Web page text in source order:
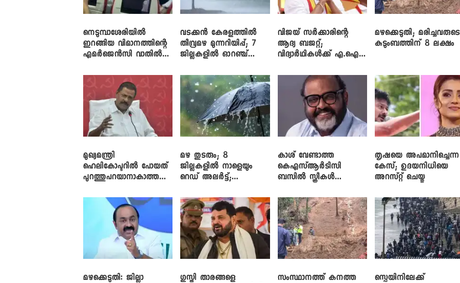
നെടുമ്പാശേരിയിൽ
ഇറങ്ങിയ വിമാനത്തിന്റെ
എമർജെൻസി വാതിൽ
വടക്കൻ കേരളത്തിൽ
തീവ്രമഴ മുന്നറിയിപ്പ്; 7
ജില്ലകളിൽ ഓറഞ്ച്
വിജയ് സർക്കാരിന്റെ
ആദ്യ ബജറ്റ്;
വിദ്യാർഥികൾക്ക് എ.ഐ
ലാപ്ടോപ്പുകളും
മഴക്കെടുതി; മരിച്ചവരുടെ
കുടുംബത്തിന് 8 ലക്ഷം
മുഖ്യമന്ത്രി
ഹെലികോപ്ടറിൽ പോയത്
പുറത്തുപറയാനാകാത്ത
ഗോവിന്ദൻ
മഴ തുടരും; 8
ജില്ലകളിൽ നാളെയും
റെഡ് അലർട്ട്;
അലർട്ട്
കാശ് വേണ്ടാത്ത
കെഎസ്ആർടിസി
ബസിൽ സ്ത്രീകൾ
ജോൺ
തൃഷയെ അപമാനിച്ചെന്ന
കേസ്; ഉദയനിധിയെ
അറസ്റ്റ് ചെയ്തു
മഴക്കെടുതി: ജില്ലാ
​ഗുസ്തി താരങ്ങളെ
സംസ്ഥാനത്ത് കനത്ത
സ്പെയിനിലേക്ക്